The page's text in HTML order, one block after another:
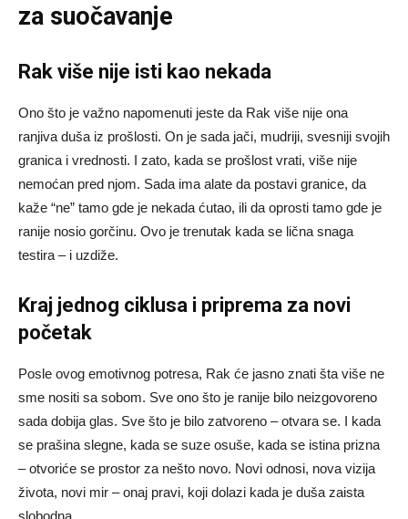
za suočavanje
Rak više nije isti kao nekada
Ono što je važno napomenuti jeste da Rak više nije ona
ranjiva duša iz prošlosti. On je sada jači, mudriji, svesniji svojih
granica i vrednosti. I zato, kada se prošlost vrati, više nije
nemoćan pred njom. Sada ima alate da postavi granice, da
kaže “ne” tamo gde je nekada ćutao, ili da oprosti tamo gde je
ranije nosio gorčinu. Ovo je trenutak kada se lična snaga
testira – i uzdiže.
Kraj jednog ciklusa i priprema za novi
početak
Posle ovog emotivnog potresa, Rak će jasno znati šta više ne
sme nositi sa sobom. Sve ono što je ranije bilo neizgovoreno
sada dobija glas. Sve što je bilo zatvoreno – otvara se. I kada
se prašina slegne, kada se suze osuše, kada se istina prizna
– otvoriće se prostor za nešto novo. Novi odnosi, nova vizija
života, novi mir – onaj pravi, koji dolazi kada je duša zaista
slobodna.